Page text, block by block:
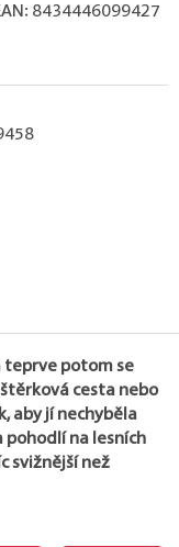
8434446099427
teprve potom se
cesta nebo
aby jí nechyběla
na lesních
svižnější než